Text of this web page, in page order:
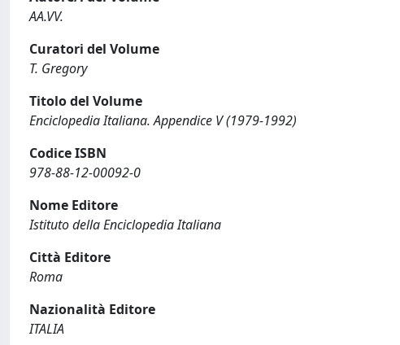
AA.VV.
Curatori del Volume
T. Gregory
Titolo del Volume
Enciclopedia Italiana. Appendice V (1979-1992)
Codice ISBN
978-88-12-00092-0
Nome Editore
Istituto della Enciclopedia Italiana
Città Editore
Roma
Nazionalità Editore
ITALIA